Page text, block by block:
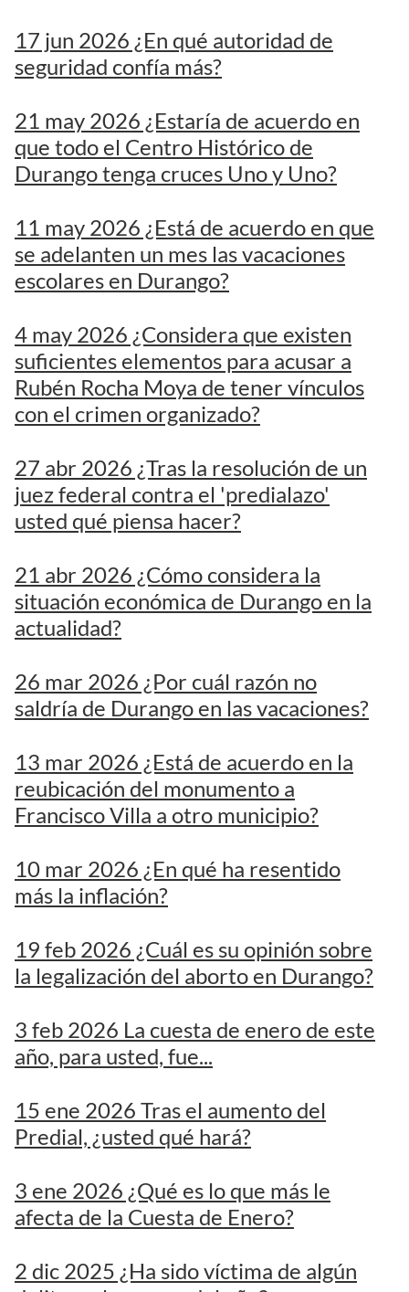
17 jun 2026 ¿En qué autoridad de
seguridad confía más?
21 may 2026 ¿Estaría de acuerdo en
que todo el Centro Histórico de
Durango tenga cruces Uno y Uno?
11 may 2026 ¿Está de acuerdo en que
se adelanten un mes las vacaciones
escolares en Durango?
4 may 2026 ¿Considera que existen
suficientes elementos para acusar a
Rubén Rocha Moya de tener vínculos
con el crimen organizado?
27 abr 2026 ¿Tras la resolución de un
juez federal contra el 'predialazo'
usted qué piensa hacer?
21 abr 2026 ¿Cómo considera la
situación económica de Durango en la
actualidad?
26 mar 2026 ¿Por cuál razón no
saldría de Durango en las vacaciones?
13 mar 2026 ¿Está de acuerdo en la
reubicación del monumento a
Francisco Villa a otro municipio?
10 mar 2026 ¿En qué ha resentido
más la inflación?
19 feb 2026 ¿Cuál es su opinión sobre
la legalización del aborto en Durango?
3 feb 2026 La cuesta de enero de este
año, para usted, fue...
15 ene 2026 Tras el aumento del
Predial, ¿usted qué hará?
3 ene 2026 ¿Qué es lo que más le
afecta de la Cuesta de Enero?
2 dic 2025 ¿Ha sido víctima de algún